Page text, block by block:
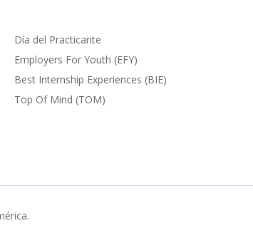
Día del Practicante
Employers For Youth (EFY)
Best Internship Experiences (BIE)
Top Of Mind (TOM)